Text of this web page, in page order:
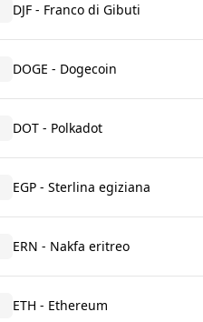
DJF - Franco di Gibuti
DOGE - Dogecoin
DOT - Polkadot
EGP - Sterlina egiziana
ERN - Nakfa eritreo
ETH - Ethereum